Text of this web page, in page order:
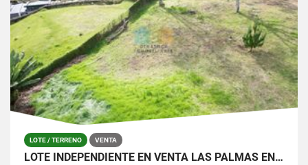
LOTE / TERRENO VENTA
LOTE INDEPENDIENTE EN VENTA LAS PALMAS EN PARCELACIÓN